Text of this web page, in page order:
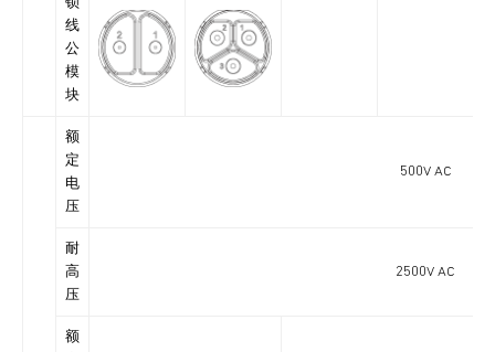
线
公
模
块
额
定
电
压
500V AC
耐
高
压
2500V AC
额